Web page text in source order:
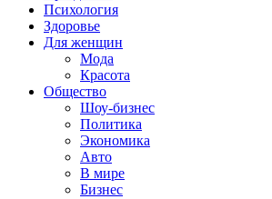
Психология
Здоровье
Для женщин
Мода
Красота
Общество
Шоу-бизнес
Политика
Экономика
Авто
В мире
Бизнес